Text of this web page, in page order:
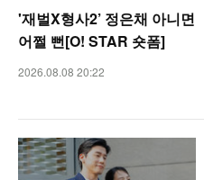
'재벌X형사2’ 정은채 아니면
어쩔 뻔[O! STAR 숏폼]
2026.08.08 20:22